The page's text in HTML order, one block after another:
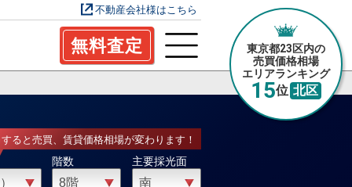
不動産会社様はこちら
無料査定
東京都23区内の
売買価格相場
エリアランキング
15位 北区
ると売買、賃貸価格相場が変わります！
階数 主要採光面